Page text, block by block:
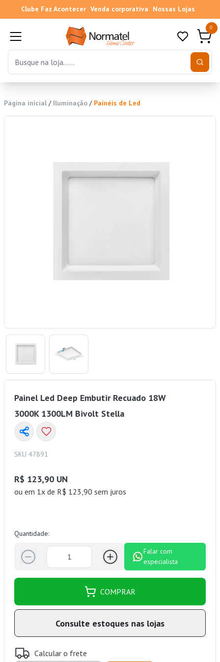
Clube Faz Acontecer Venda corporativa Nossas Lojas
0
Página inicial / Iluminação / Painéis de Led
Painel Led Deep Embutir Recuado 18W
3000K 1300LM Bivolt Stella
SKU 47891
R$ 123,90 UN
ou em 1x de R$ 123,90 sem juros
Quantidade:
Falar com
especialista
COMPRAR
Consulte estoques nas lojas
Calcular o frete